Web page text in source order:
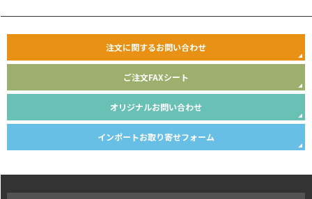
注文に関するお問い合わせ
ご注文FAXシート
オリジナルお問い合わせ
インポートお取り寄せフォーム